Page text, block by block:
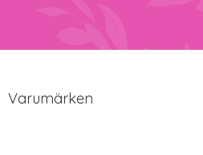
Varumärken